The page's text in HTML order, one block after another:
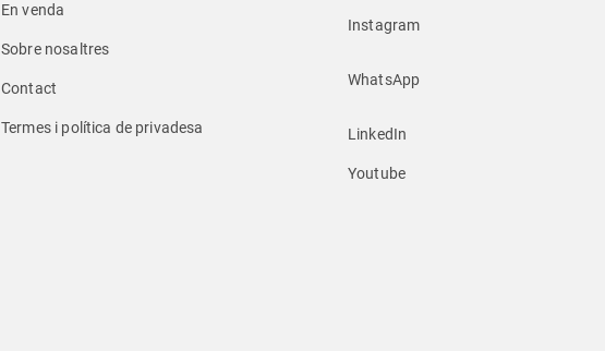
En venda
Sobre nosaltres
Contact
Termes i política de privadesa
Instagram
WhatsApp
LinkedIn
Youtube